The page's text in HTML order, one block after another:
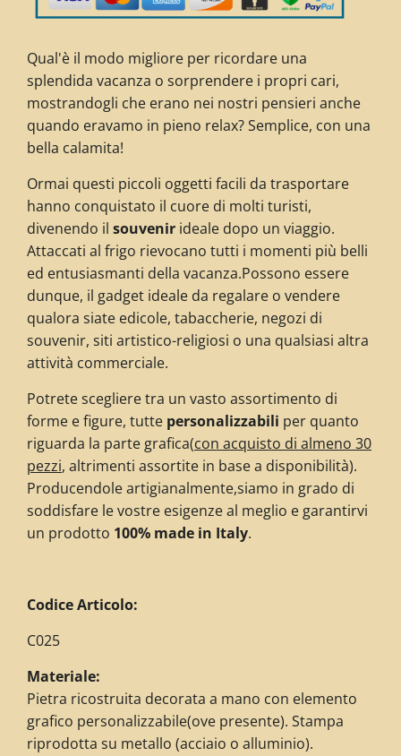
Qual'è il modo migliore per ricordare una
splendida vacanza o sorprendere i propri cari,
mostrandogli che erano nei nostri pensieri anche
quando eravamo in pieno relax? Semplice, con una
bella calamita!
Ormai questi piccoli oggetti facili da trasportare
hanno conquistato il cuore di molti turisti,
divenendo il souvenir ideale dopo un viaggio.
Attaccati al frigo rievocano tutti i momenti più belli
ed entusiasmanti della vacanza.Possono essere
dunque, il gadget ideale da regalare o vendere
qualora siate edicole, tabaccherie, negozi di
souvenir, siti artistico-religiosi o una qualsiasi altra
attività commerciale.
Potrete scegliere tra un vasto assortimento di
forme e figure, tutte personalizzabili per quanto
riguarda la parte grafica(con acquisto di almeno 30
pezzi, altrimenti assortite in base a disponibilità).
Producendole artigianalmente,siamo in grado di
soddisfare le vostre esigenze al meglio e garantirvi
un prodotto 100% made in Italy.
Codice Articolo:
C025
Materiale:
Pietra ricostruita decorata a mano con elemento
grafico personalizzabile(ove presente). Stampa
riprodotta su metallo (acciaio o alluminio).